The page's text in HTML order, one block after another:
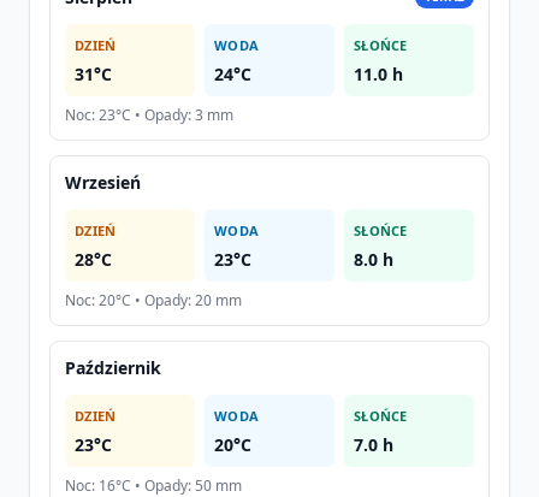
DZIEŃ
31°C
WODA
24°C
SŁOŃCE
11.0 h
Noc: 23°C • Opady: 3 mm
Wrzesień
DZIEŃ
28°C
WODA
23°C
SŁOŃCE
8.0 h
Noc: 20°C • Opady: 20 mm
Październik
DZIEŃ
23°C
WODA
20°C
SŁOŃCE
7.0 h
Noc: 16°C • Opady: 50 mm